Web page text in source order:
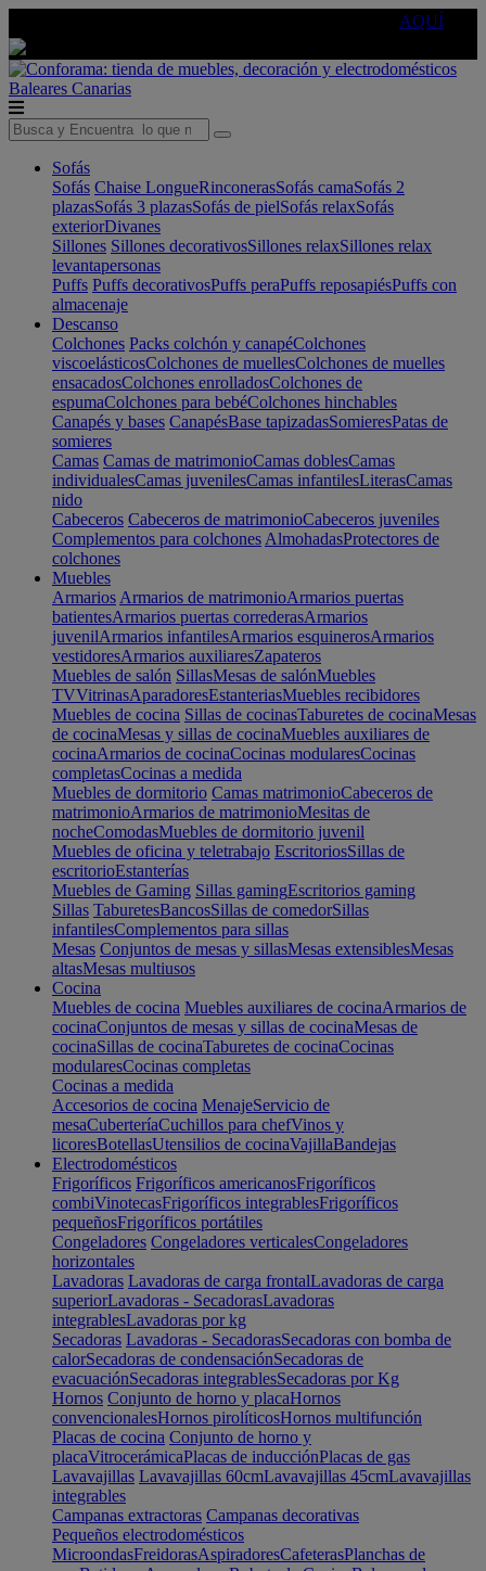
AQUÍ
Baleares Canarias
Sofás
Sofás Chaise LongueRinconerasSofás camaSofás 2
plazasSofás 3 plazasSofás de pielSofás relaxSofás
exteriorDivanes
Sillones Sillones decorativosSillones relaxSillones relax
levantapersonas
Puffs Puffs decorativosPuffs peraPuffs reposapiésPuffs con
almacenaje
Descanso
Colchones Packs colchón y canapéColchones
viscoelásticosColchones de muellesColchones de muelles
ensacadosColchones enrolladosColchones de
espumaColchones para bebéColchones hinchables
Canapés y bases CanapésBase tapizadasSomieresPatas de
somieres
Camas Camas de matrimonioCamas doblesCamas
individualesCamas juvenilesCamas infantilesLiterasCamas
nido
Cabeceros Cabeceros de matrimonioCabeceros juveniles
Complementos para colchones AlmohadasProtectores de
colchones
Muebles
Armarios Armarios de matrimonioArmarios puertas
batientesArmarios puertas correderasArmarios
juvenilArmarios infantilesArmarios esquinerosArmarios
vestidoresArmarios auxiliaresZapateros
Muebles de salón SillasMesas de salónMuebles
TVVitrinasAparadoresEstanteriasMuebles recibidores
Muebles de cocina Sillas de cocinasTaburetes de cocinaMesas
de cocinaMesas y sillas de cocinaMuebles auxiliares de
cocinaArmarios de cocinaCocinas modularesCocinas
completasCocinas a medida
Muebles de dormitorio Camas matrimonioCabeceros de
matrimonioArmarios de matrimonioMesitas de
nocheComodasMuebles de dormitorio juvenil
Muebles de oficina y teletrabajo EscritoriosSillas de
escritorioEstanterías
Muebles de Gaming Sillas gamingEscritorios gaming
Sillas TaburetesBancosSillas de comedorSillas
infantilesComplementos para sillas
Mesas Conjuntos de mesas y sillasMesas extensiblesMesas
altasMesas multiusos
Cocina
Muebles de cocina Muebles auxiliares de cocinaArmarios de
cocinaConjuntos de mesas y sillas de cocinaMesas de
cocinaSillas de cocinaTaburetes de cocinaCocinas
modularesCocinas completas
Cocinas a medida
Accesorios de cocina MenajeServicio de
mesaCuberteríaCuchillos para chefVinos y
licoresBotellasUtensilios de cocinaVajillaBandejas
Electrodomésticos
Frigoríficos Frigoríficos americanosFrigoríficos
combiVinotecasFrigoríficos integrablesFrigoríficos
pequeñosFrigoríficos portátiles
Congeladores Congeladores verticalesCongeladores
horizontales
Lavadoras Lavadoras de carga frontalLavadoras de carga
superiorLavadoras - SecadorasLavadoras
integrablesLavadoras por kg
Secadoras Lavadoras - SecadorasSecadoras con bomba de
calorSecadoras de condensaciónSecadoras de
evacuaciónSecadoras integrablesSecadoras por Kg
Hornos Conjunto de horno y placaHornos
convencionalesHornos pirolíticosHornos multifunción
Placas de cocina Conjunto de horno y
placaVitrocerámicaPlacas de inducciónPlacas de gas
Lavavajillas Lavavajillas 60cmLavavajillas 45cmLavavajillas
integrables
Campanas extractoras Campanas decorativas
Pequeños electrodomésticos
MicroondasFreidorasAspiradoresCafeterasPlanchas de